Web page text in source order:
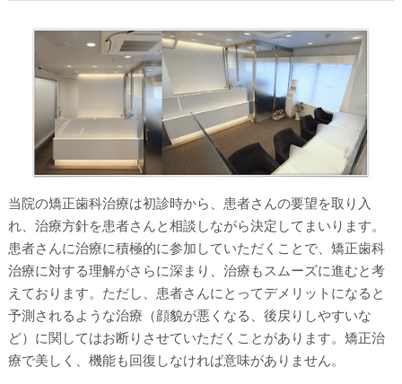
当院の矯正歯科治療は初診時から、患者さんの要望を取り入
れ、治療方針を患者さんと相談しながら決定してまいります。
患者さんに治療に積極的に参加していただくことで、矯正歯科
治療に対する理解がさらに深まり、治療もスムーズに進むと考
えております。ただし、患者さんにとってデメリットになると
予測されるような治療（顔貌が悪くなる、後戻りしやすいな
ど）に関してはお断りさせていただくことがあります。矯正治
療で美しく、機能も回復しなければ意味がありません。